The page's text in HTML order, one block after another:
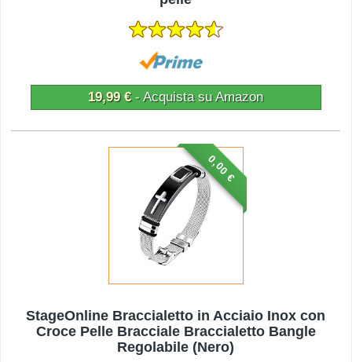
19,99 €- Acquista su Amazon
0,00 €
StageOnline Braccialetto in Acciaio Inox con
Croce Pelle Bracciale Braccialetto Bangle
Regolabile (Nero)